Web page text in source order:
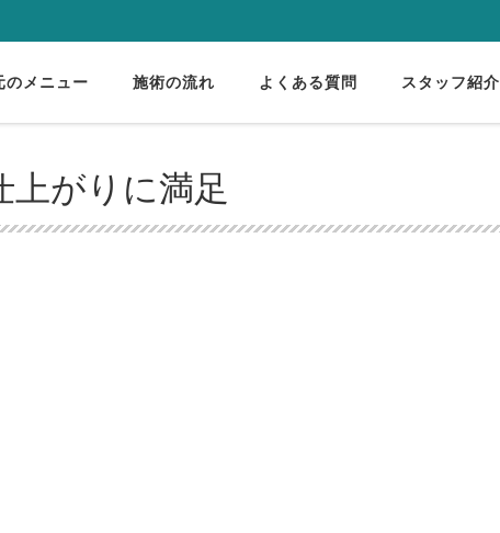
のメニュー 施術の流れ よくある質問 スタッフ紹介
がりに満足